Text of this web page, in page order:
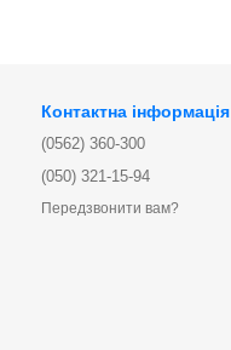
Контактна інформація
(0562) 360-300
(050) 321-15-94
Передзвонити вам?